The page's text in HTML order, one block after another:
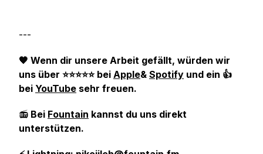
---
🧡 Wenn dir unsere Arbeit gefällt, würden wir
uns über ⭐️️️⭐️⭐️⭐️⭐️ bei Apple& Spotify und ein 👍
bei YouTube sehr freuen.
📻 Bei Fountain kannst du uns direkt
unterstützen.